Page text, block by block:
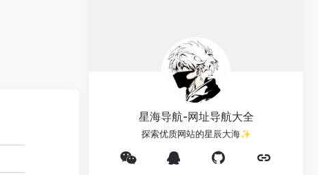
星海导航-网址导航大全
探索优质网站的星辰大海✨